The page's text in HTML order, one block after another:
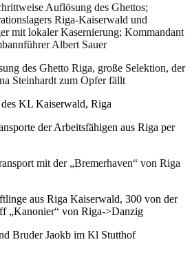
Auflösung des Ghettos;
Riga-Kaiserwald und
mit lokaler Kasernierung; Kommandant
Albert Sauer
des Ghetto Riga, große Selektion, der
Steinhardt zum Opfer fällt
KL Kaiserwald, Riga
der Arbeitsfähigen aus Riga per
mit der „Bremerhaven“ von Riga
aus Riga Kaiserwald, 300 von der
„Kanonier“ von Riga->Danzig
Bruder Jaokb im Kl Stutthof